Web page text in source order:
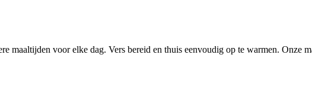
maaltijden voor elke dag. Vers bereid en thuis eenvoudig op te warmen. Onze